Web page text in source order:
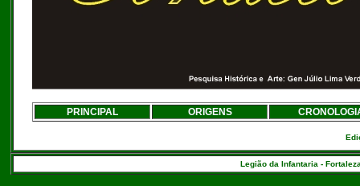
PRINCIPAL ORIGENS
Legião da Infantaria -